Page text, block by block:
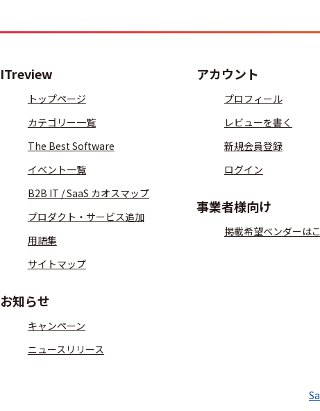
ITreview
トップページ
カテゴリー一覧
The Best Software
イベント一覧
B2B IT / SaaS カオスマップ
プロダクト・サービス追加
用語集
サイトマップ
お知らせ
キャンペーン
ニュースリリース
アカウント
プロフィール
レビューを書く
新規会員登録
ログイン
事業者様向け
掲載希望ベンダーは